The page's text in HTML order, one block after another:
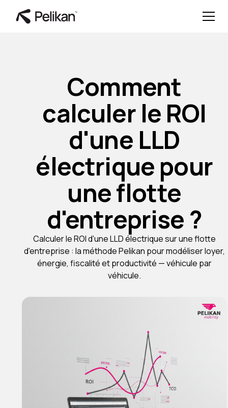
Comment
calculer le ROI
d'une LLD
électrique pour
une flotte
d'entreprise ?
Calculer le ROI d'une LLD électrique sur une flotte
d'entreprise : la méthode Pelikan pour modéliser loyer,
énergie, fiscalité et productivité — véhicule par
véhicule.